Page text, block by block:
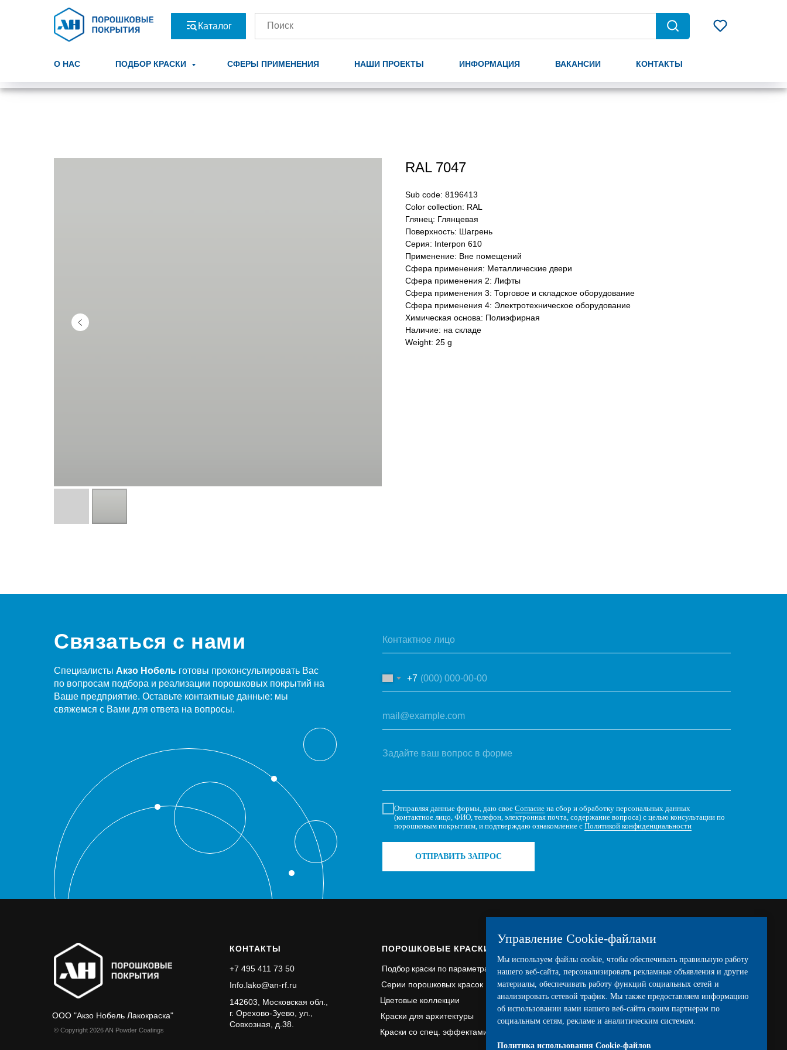
Каталог
О НАС ПОДБОР КРАСКИ СФЕРЫ ПРИМЕНЕНИЯ НАШИ ПРОЕКТЫ ИНФОРМАЦИЯ ВАКАНСИИ КОНТАКТЫ
RAL 7047
Sub code: 8196413
Color collection: RAL
Глянец: Глянцевая
Поверхность: Шагрень
Серия: Interpon 610
Применение: Вне помещений
Сфера применения: Металлические двери
Сфера применения 2: Лифты
Сфера применения 3: Торговое и складское оборудование
Сфера применения 4: Электротехническое оборудование
Химическая основа: Полиэфирная
Наличие: на складе
Weight: 25 g
Управление Cookie-файлами
Мы используем файлы cookie, чтобы обеспечивать правильную работу
нашего веб-сайта, персонализировать рекламные объявления и другие
материалы, обеспечивать работу функций социальных сетей и
анализировать сетевой трафик. Мы также предоставляем информацию
об использовании вами нашего веб-сайта своим партнерам по
социальным сетям, рекламе и аналитическим системам.
Политика использования Cookie-файлов
Специалисты Акзо Нобель готовы проконсультировать Вас
по вопросам подбора и реализации порошковых покрытий на
Ваше предприятие. Оставьте контактные данные: мы
свяжемся с Вами для ответа на вопросы.
Связаться с нами
+7
Отправляя данные формы, даю свое Согласие на сбор и обработку персональных данных
(контактное лицо, ФИО, телефон, электронная почта, содержание вопроса) с целью консультации по
порошковым покрытиям, и подтверждаю ознакомление с Политикой конфиденциальности
ОТПРАВИТЬ ЗАПРОС
ПОРОШКОВЫЕ КРАСКИ
ООО "Акзо Нобель Лакокраска"
КОНТАКТЫ
+7 495 411 73 50
Info.lako@an-rf.ru
142603, Московская обл.,
г. Орехово-Зуево, ул.,
Совхозная, д.38.
О заводе
Производство
Разработка краски
© Copyright 2026 AN Powder Coatings
Подбор краски по параметрам
Серии порошковых красок
Цветовые коллекции
Краски для архитектуры
Краски со спец. эффектами
Система кодировки
Документация
Палитра RAL
Сертификаты